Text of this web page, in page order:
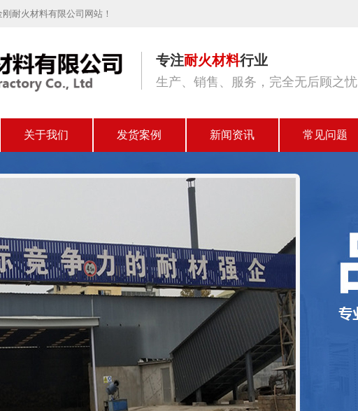
耐火材料有限公司网站！
专注耐火材料行业
生产、销售、服务，完全无后顾之忧
关于我们 发货案例 新闻资讯 常见问题